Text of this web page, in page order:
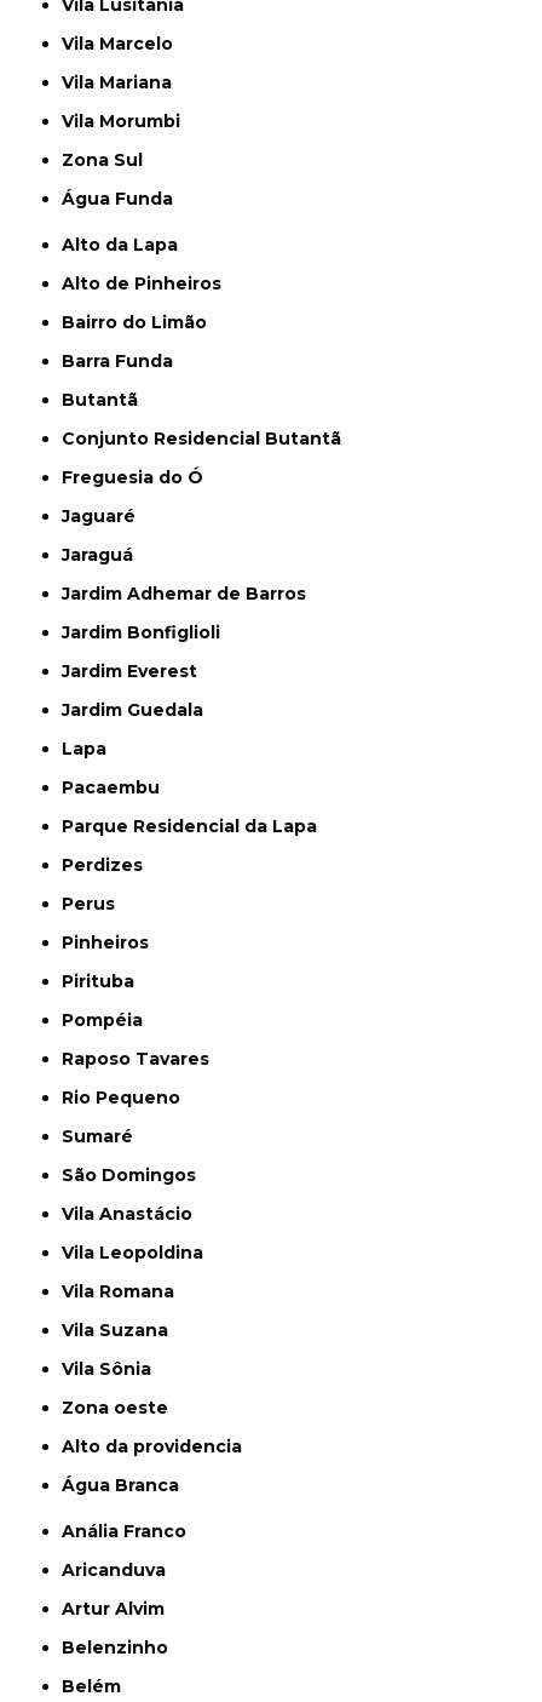
Vila Marcelo
Vila Mariana
Vila Morumbi
Zona Sul
Água Funda
Alto da Lapa
Alto de Pinheiros
Bairro do Limão
Barra Funda
Butantã
Conjunto Residencial Butantã
Freguesia do Ó
Jaguaré
Jaraguá
Jardim Adhemar de Barros
Jardim Bonfiglioli
Jardim Everest
Jardim Guedala
Lapa
Pacaembu
Parque Residencial da Lapa
Perdizes
Perus
Pinheiros
Pirituba
Pompéia
Raposo Tavares
Rio Pequeno
Sumaré
São Domingos
Vila Anastácio
Vila Leopoldina
Vila Romana
Vila Suzana
Vila Sônia
Zona oeste
alto da providencia
Água Branca
Anália Franco
Aricanduva
Artur Alvim
Belenzinho
Belém